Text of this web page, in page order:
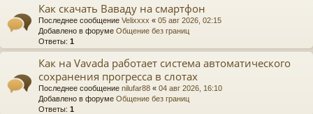
Как скачать Ваваду на смартфон
Последнее сообщение Velixxxx « 05 авг 2026, 02:15
Добавлено в форуме Общение без границ
Ответы: 1
Как на Vavada работает система автоматического
сохранения прогресса в слотах
Последнее сообщение nilufar88 « 04 авг 2026, 16:10
Добавлено в форуме Общение без границ
Ответы: 1